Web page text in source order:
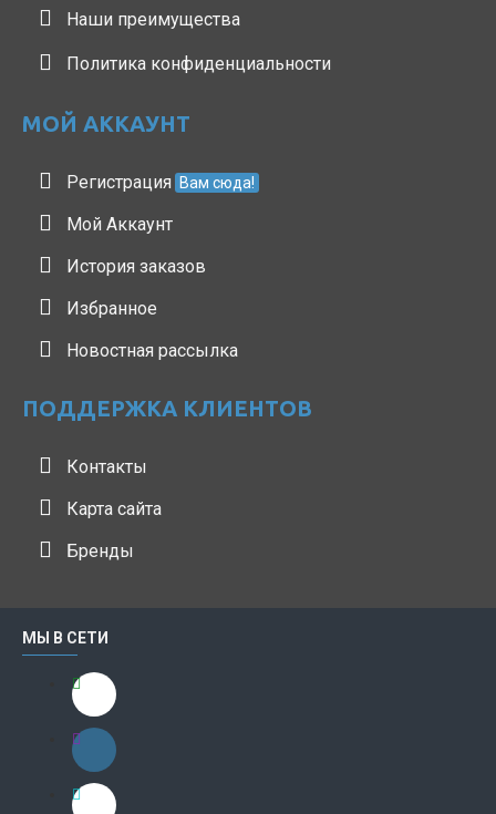
Наши преимущества
Политика конфиденциальности
МОЙ АККАУНТ
Регистрация Вам сюда!
Мой Аккаунт
История заказов
Избранное
Новостная рассылка
ПОДДЕРЖКА КЛИЕНТОВ
Контакты
Карта сайта
Бренды
МЫ В СЕТИ